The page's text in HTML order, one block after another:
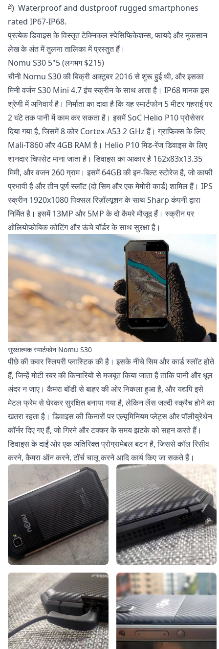
में) Waterproof and dustproof rugged smartphones
rated IP67-IP68.
प्रत्येक डिवाइस के विस्तृत टेक्निकल स्पेसिफिकेशन्स, फायदे और नुकसान
लेख के अंत में तुलना तालिका में प्रस्तुत हैं।
Nomu S30 5"5 (लगभग $215)
चीनी Nomu S30 की बिक्री अक्टूबर 2016 से शुरू हुई थी, और इसका
मिनी वर्जन S30 Mini 4.7 इंच स्क्रीन के साथ आता है। IP68 मानक इस
श्रेणी में अनिवार्य है। निर्माता का दावा है कि यह स्मार्टफोन 5 मीटर गहराई पर
2 घंटे तक पानी में काम कर सकता है। इसमें SoC Helio P10 प्रोसेसर
दिया गया है, जिसमें 8 कोर Cortex-A53 2 GHz हैं। ग्राफिक्स के लिए
Mali-T860 और 4GB RAM है। Helio P10 मिड-रेंज डिवाइस के लिए
शानदार चिपसेट माना जाता है। डिवाइस का आकार है 162x83x13.35
मिमी, और वजन 260 ग्राम। इसमें 64GB की इन-बिल्ट स्टोरेज है, जो काफी
प्रभावी है और तीन पूर्ण स्लॉट (दो सिम और एक मेमोरी कार्ड) शामिल हैं। IPS
स्क्रीन 1920x1080 पिक्सल रिज़ॉल्यूशन के साथ Sharp कंपनी द्वारा
निर्मित है। इसमें 13MP और 5MP के दो कैमरे मौजूद हैं। स्क्रीन पर
ओलियोफोबिक कोटिंग और ऊंचे बॉर्डर के साथ सुरक्षा है।
सुरक्षात्मक स्मार्टफोन Nomu S30
पीछे की कवर स्लिपरी प्लास्टिक की है। इसके नीचे सिम और कार्ड स्लॉट होते
हैं, जिन्हें मोटी रबर की किनारियों से मजबूत किया जाता है ताकि पानी और धूल
अंदर न जाए। कैमरा बॉडी से बाहर की ओर निकला हुआ है, और यद्यपि इसे
मेटल फ्रेम से घेरकर सुरक्षित बनाया गया है, लेकिन लेंस जल्दी स्क्रैच होने का
खतरा रहता है। डिवाइस की किनारों पर एल्यूमिनियम प्लेट्स और पॉलीयुरेथेन
कॉर्नर दिए गए हैं, जो गिरने और टक्कर के समय झटके को सहन करते हैं।
डिवाइस के दाईं ओर एक अतिरिक्त प्रोग्रामेबल बटन है, जिससे कॉल रिसीव
करने, कैमरा ऑन करने, टॉर्च चालू करने आदि कार्य किए जा सकते हैं।